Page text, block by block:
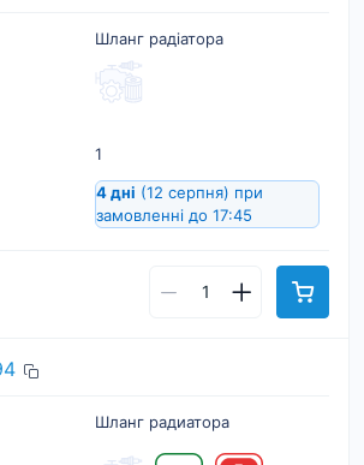
Шланг радіатора
1
4 дні (12 серпня) при
замовленні до 17:45
Шланг радиатора